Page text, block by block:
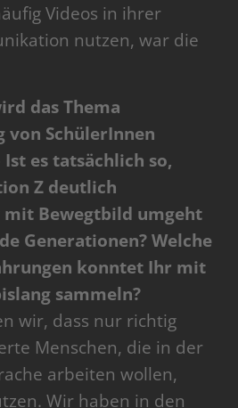
Videos in ihrer
nutzen, war die
das Thema
von SchülerInnen
es tatsächlich so,
Z deutlich
Bewegtbild umgeht
Generationen? Welche
konntet Ihr mit
sammeln?
wir, dass nur richtig
Menschen, die in der
arbeiten wollen,
Wir haben in den